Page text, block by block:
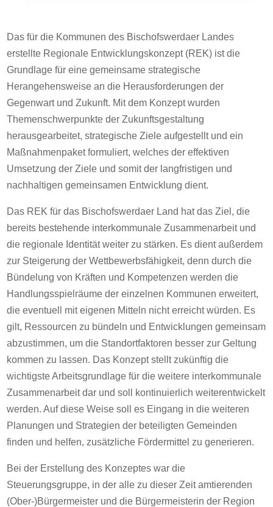
Das für die Kommunen des Bischofswerdaer Landes
erstellte Regionale Entwicklungskonzept (REK) ist die
Grundlage für eine gemeinsame strategische
Herangehensweise an die Herausforderungen der
Gegenwart und Zukunft. Mit dem Konzept wurden
Themenschwerpunkte der Zukunftsgestaltung
herausgearbeitet, strategische Ziele aufgestellt und ein
Maßnahmenpaket formuliert, welches der effektiven
Umsetzung der Ziele und somit der langfristigen und
nachhaltigen gemeinsamen Entwicklung dient.
Das REK für das Bischofswerdaer Land hat das Ziel, die
bereits bestehende interkommunale Zusammenarbeit und
die regionale Identität weiter zu stärken. Es dient außerdem
zur Steigerung der Wettbewerbsfähigkeit, denn durch die
Bündelung von Kräften und Kompetenzen werden die
Handlungsspielräume der einzelnen Kommunen erweitert,
die eventuell mit eigenen Mitteln nicht erreicht würden. Es
gilt, Ressourcen zu bündeln und Entwicklungen gemeinsam
abzustimmen, um die Standortfaktoren besser zur Geltung
kommen zu lassen. Das Konzept stellt zukünftig die
wichtigste Arbeitsgrundlage für die weitere interkommunale
Zusammenarbeit dar und soll kontinuierlich weiterentwickelt
werden. Auf diese Weise soll es Eingang in die weiteren
Planungen und Strategien der beteiligten Gemeinden
finden und helfen, zusätzliche Fördermittel zu generieren.
Bei der Erstellung des Konzeptes war die
Steuerungsgruppe, in der alle zu dieser Zeit amtierenden
(Ober-)Bürgermeister und die Bürgermeisterin der Region